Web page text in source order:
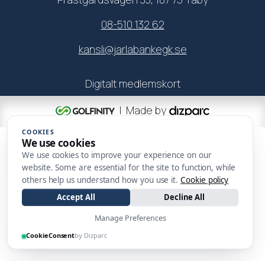
08-510 132 62
kansli@jarlabankegk.se
Digitalt medlemskort
| Made by
COOKIES
We use cookies
We use cookies to improve your experience on our
website. Some are essential for the site to function, while
others help us understand how you use it. Cookie policy
Accept All
Decline All
Manage Preferences
CookieConsentby Dizparc